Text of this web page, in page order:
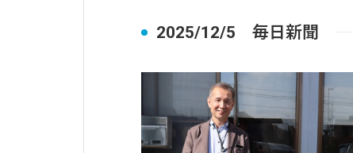
2025/12/5 毎日新聞